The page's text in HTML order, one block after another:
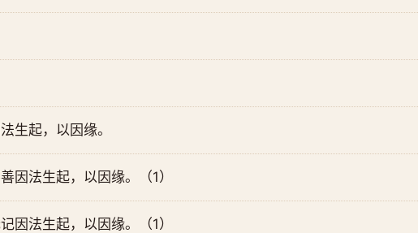
生起，以因缘。
因法生起，以因缘。（1）
因法生起，以因缘。（1）